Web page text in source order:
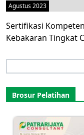
Agustus 2023
Sertifikasi
Kebakaran Tingkat
for:
Brosur Pelatihan